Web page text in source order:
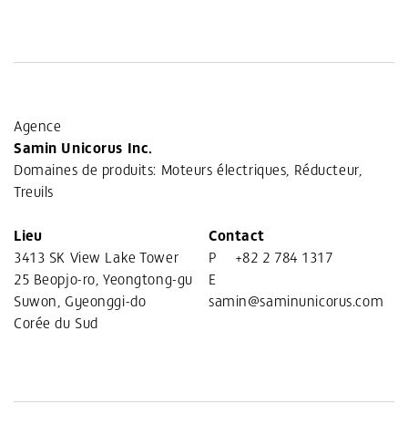
Agence
Samin Unicorus Inc.
Domaines de produits: Moteurs électriques, Réducteur,
Treuils
Lieu
3413 SK View Lake Tower
25 Beopjo-ro, Yeongtong-gu
Suwon, Gyeonggi-do
Corée du Sud
Contact
P
+82 2 784 1317
E
samin@saminunicorus.com